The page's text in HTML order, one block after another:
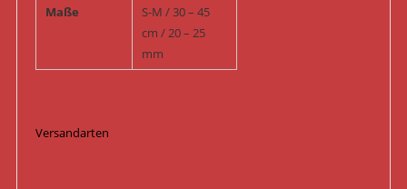
Maße
S-M / 30 – 45
cm / 20 – 25
mm
Versandarten